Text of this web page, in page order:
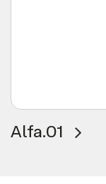
Alfa.01